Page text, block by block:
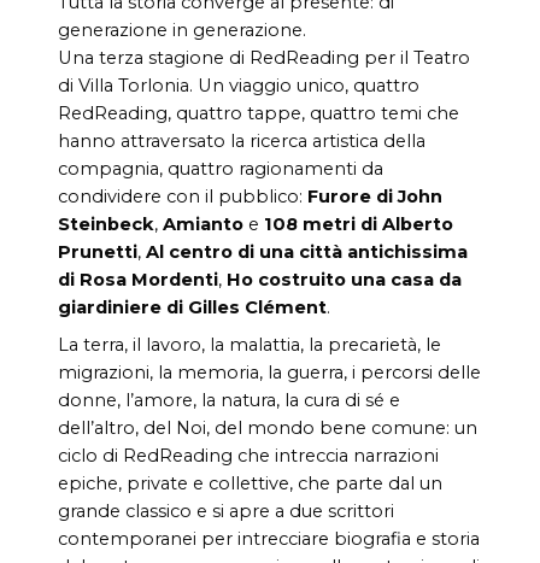
generazione in generazione.
Una terza stagione di RedReading per il Teatro
di Villa Torlonia. Un viaggio unico, quattro
RedReading, quattro tappe, quattro temi che
hanno attraversato la ricerca artistica della
compagnia, quattro ragionamenti da
condividere con il pubblico: Furore di John
Steinbeck, Amianto e 108 metri di Alberto
Prunetti, Al centro di una città antichissima
di Rosa Mordenti, Ho costruito una casa da
giardiniere di Gilles Clément.
La terra, il lavoro, la malattia, la precarietà, le
migrazioni, la memoria, la guerra, i percorsi delle
donne, l’amore, la natura, la cura di sé e
dell’altro, del Noi, del mondo bene comune: un
ciclo di RedReading che intreccia narrazioni
epiche, private e collettive, che parte dal un
grande classico e si apre a due scrittori
contemporanei per intrecciare biografia e storia